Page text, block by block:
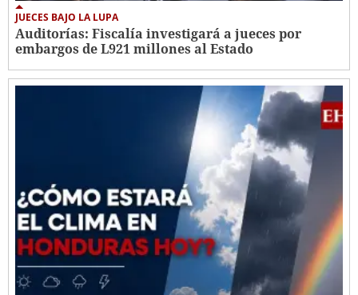
JUECES BAJO LA LUPA
Auditorías: Fiscalía investigará a jueces por
embargos de L921 millones al Estado